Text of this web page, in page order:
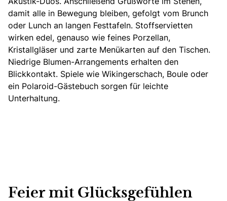
damit alle in Bewegung bleiben, gefolgt vom Brunch
oder Lunch an langen Festtafeln. Stoffservietten
wirken edel, genauso wie feines Porzellan,
Kristallgläser und zarte Menükarten auf den Tischen.
Niedrige Blumen-Arrangements erhalten den
Blickkontakt. Spiele wie Wikingerschach, Boule oder
ein Polaroid-Gästebuch sorgen für leichte
Unterhaltung.
Feier mit Glücksgefühlen